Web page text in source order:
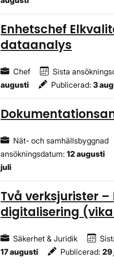
Enhetschef
dataanalys
Chef Sista
augusti
Publicerad:3
Nät- och samhällsbyggnad
ansökningsdatum:12 augusti
juli
Två verksjurister –
digitalisering
Säkerhet & Juridik
17 augusti
Publicerad:29